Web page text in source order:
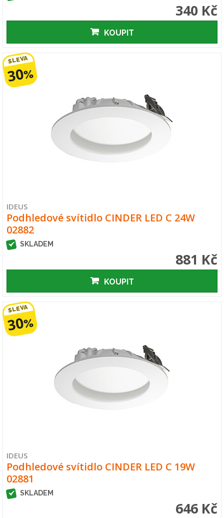
340 Kč
KOUPIT
SLEVA
30%
IDEUS
Podhledové svítidlo CINDER LED C 24W
02882
SKLADEM
881 Kč
KOUPIT
SLEVA
30%
IDEUS
Podhledové svítidlo CINDER LED C 19W
02881
SKLADEM
646 Kč